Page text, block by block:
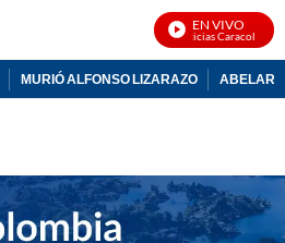
EN VIVO
Noticias Caracol En
MURIÓ ALFONSO LIZARAZO